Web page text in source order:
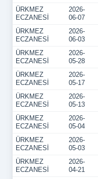
ÜRKMEZ
ECZANESİ
2026-
06-07
ÜRKMEZ
ECZANESİ
2026-
06-03
ÜRKMEZ
ECZANESİ
2026-
05-28
ÜRKMEZ
ECZANESİ
2026-
05-17
ÜRKMEZ
ECZANESİ
2026-
05-13
ÜRKMEZ
ECZANESİ
2026-
05-04
ÜRKMEZ
ECZANESİ
2026-
05-03
ÜRKMEZ
ECZANESİ
2026-
04-21